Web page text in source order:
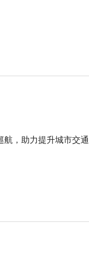
航，助力提升城市交